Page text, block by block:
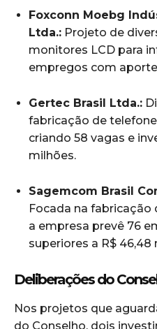
Foxconn Moebg
Ltda.: Projeto de
monitores LCD para
empregos com aporte
Gertec Brasil Ltda.:
fabricação de
criando 58 vagas e
milhões.
Sagemcom Brasil
Focada na
a empresa prevê 76
superiores a R$ 46,48
Deliberações do
Nos projetos que
do Conselho, dois